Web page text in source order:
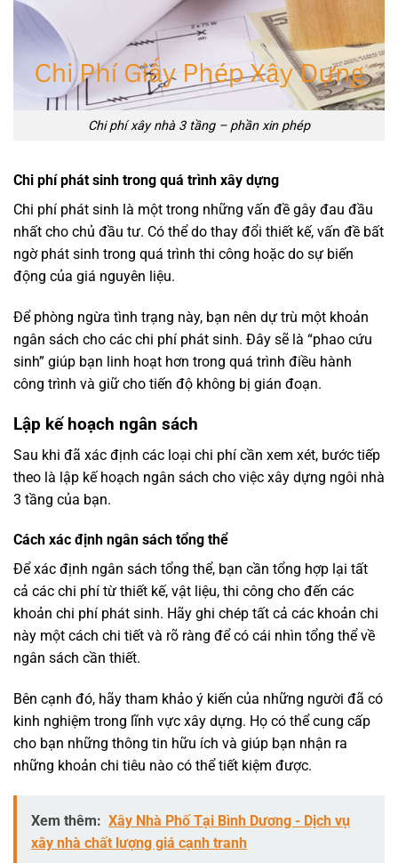
Chi phí xây nhà 3 tầng – phần xin phép
Chi phí phát sinh trong quá trình xây dựng
Chi phí phát sinh là một trong những vấn đề gây đau đầu
nhất cho chủ đầu tư. Có thể do thay đổi thiết kế, vấn đề bất
ngờ phát sinh trong quá trình thi công hoặc do sự biến
động của giá nguyên liệu.
Để phòng ngừa tình trạng này, bạn nên dự trù một khoản
ngân sách cho các chi phí phát sinh. Đây sẽ là “phao cứu
sinh” giúp bạn linh hoạt hơn trong quá trình điều hành
công trình và giữ cho tiến độ không bị gián đoạn.
Lập kế hoạch ngân sách
Sau khi đã xác định các loại chi phí cần xem xét, bước tiếp
theo là lập kế hoạch ngân sách cho việc xây dựng ngôi nhà
3 tầng của bạn.
Cách xác định ngân sách tổng thể
Để xác định ngân sách tổng thể, bạn cần tổng hợp lại tất
cả các chi phí từ thiết kế, vật liệu, thi công cho đến các
khoản chi phí phát sinh. Hãy ghi chép tất cả các khoản chi
này một cách chi tiết và rõ ràng để có cái nhìn tổng thể về
ngân sách cần thiết.
Bên cạnh đó, hãy tham khảo ý kiến của những người đã có
kinh nghiệm trong lĩnh vực xây dựng. Họ có thể cung cấp
cho bạn những thông tin hữu ích và giúp bạn nhận ra
những khoản chi tiêu nào có thể tiết kiệm được.
Xem thêm: Xây Nhà Phố Tại Bình Dương - Dịch vụ
xây nhà chất lượng giá cạnh tranh